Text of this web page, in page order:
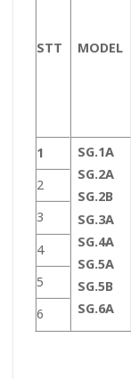
STT MODEL
1
SG.1A
SG.2A
SG.2B
SG.3A
SG.4A
SG.5A
SG.5B
SG.6A
2
3
4
5
6